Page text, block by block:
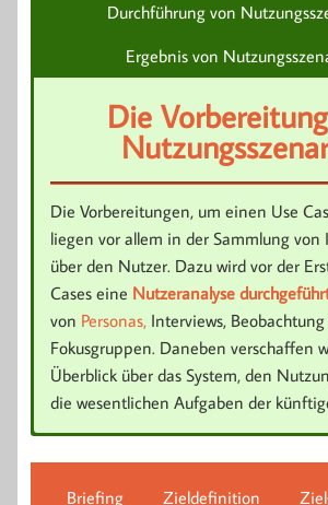
Durchführung von
Ergebnis von
Die
Die Vorbereitungen, um einen Use
liegen vor allem in der Sammlung
über den Nutzer. Dazu wird vor der
Cases eine Nutzeranalyse
von Personas, Interviews,
Fokusgruppen. Daneben verschaffen
Überblick über das System, den
die wesentlichen Aufgaben der
Durchführung
Ergebnis von
Briefing Zieldefinition